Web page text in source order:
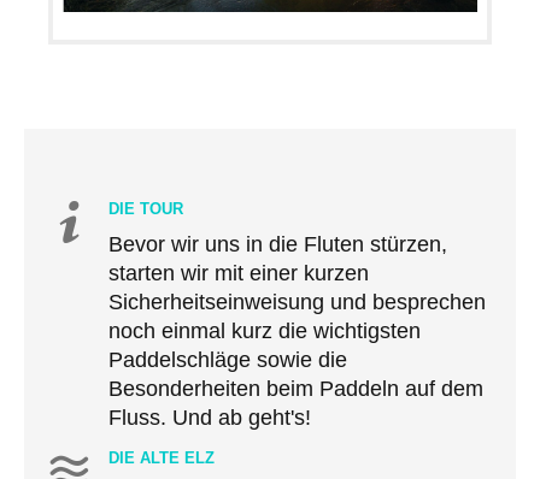
DIE TOUR
Bevor wir uns in die Fluten stürzen,
starten wir mit einer kurzen
Sicherheitseinweisung und besprechen
noch einmal kurz die wichtigsten
Paddelschläge sowie die
Besonderheiten beim Paddeln auf dem
Fluss. Und ab geht's!
DIE ALTE ELZ